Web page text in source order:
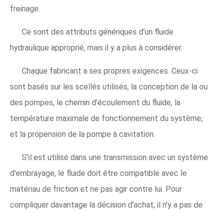
freinage.
Ce sont des attributs génériques d'un fluide
hydraulique approprié, mais il y a plus à considérer.
Chaque fabricant a ses propres exigences. Ceux-ci
sont basés sur les scellés utilisés, la conception de la ou
des pompes, le chemin d'écoulement du fluide, la
température maximale de fonctionnement du système,
et la propension de la pompe à cavitation.
S'il est utilisé dans une transmission avec un système
d'embrayage, le fluide doit être compatible avec le
matériau de friction et ne pas agir contre lui. Pour
compliquer davantage la décision d'achat, il n'y a pas de